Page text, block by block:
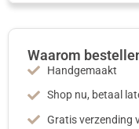
Waarom
Handgemaakt
Shop nu, betaal
Gratis verzending